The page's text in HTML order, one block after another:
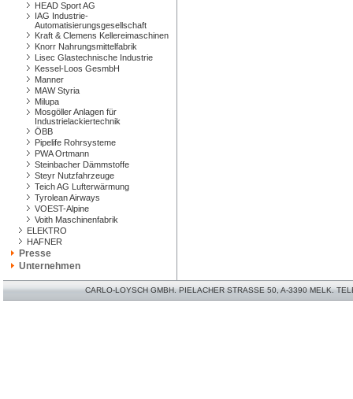
HEAD Sport AG
IAG Industrie-
Automatisierungsgesellschaft
Kraft & Clemens Kellereimaschinen
Knorr Nahrungsmittelfabrik
Lisec Glastechnische Industrie
Kessel-Loos GesmbH
Manner
MAW Styria
Milupa
Mosgöller Anlagen für
Industrielackiertechnik
ÖBB
Pipelife Rohrsysteme
PWA Ortmann
Steinbacher Dämmstoffe
Steyr Nutzfahrzeuge
Teich AG Lufterwärmung
Tyrolean Airways
VOEST-Alpine
Voith Maschinenfabrik
ELEKTRO
HAFNER
Presse
Unternehmen
CARLO-LOYSCH GMBH. PIELACHER STRASSE 50, A-3390 MELK.